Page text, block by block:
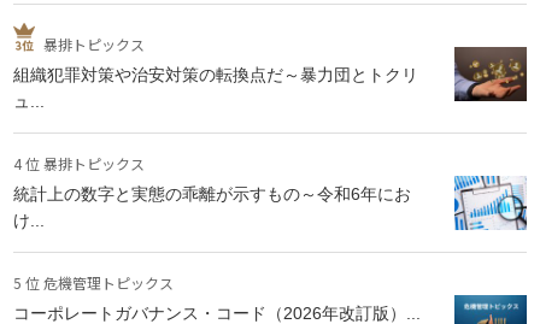
暴排トピックス
組織犯罪対策や治安対策の転換点だ～暴力団とトクリ
ュ...
4 位 暴排トピックス
統計上の数字と実態の乖離が示すもの～令和6年にお
け...
5 位 危機管理トピックス
コーポレートガバナンス・コード（2026年改訂版）...